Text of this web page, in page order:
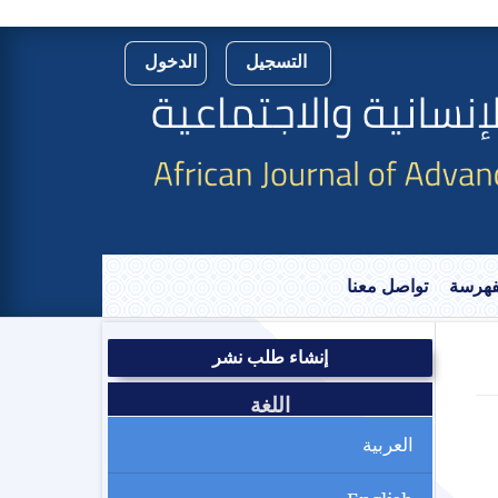
تواصل معنا
التسجيل الدخول
إنشاء طلب نشر
اللغة
العربية